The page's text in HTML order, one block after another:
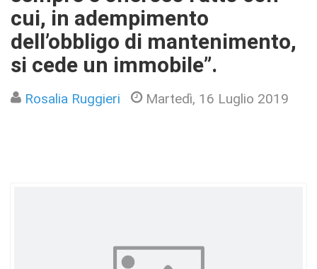
cui, in adempimento
dell’obbligo di mantenimento,
si cede un immobile”.
Rosalia Ruggieri Martedì, 16 Luglio 2019